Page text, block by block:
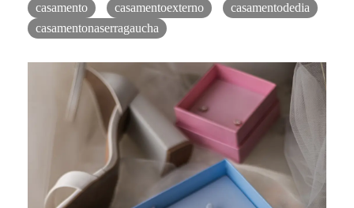
casamento casamentoexterno
casamentodedia
casamentonaserragaucha